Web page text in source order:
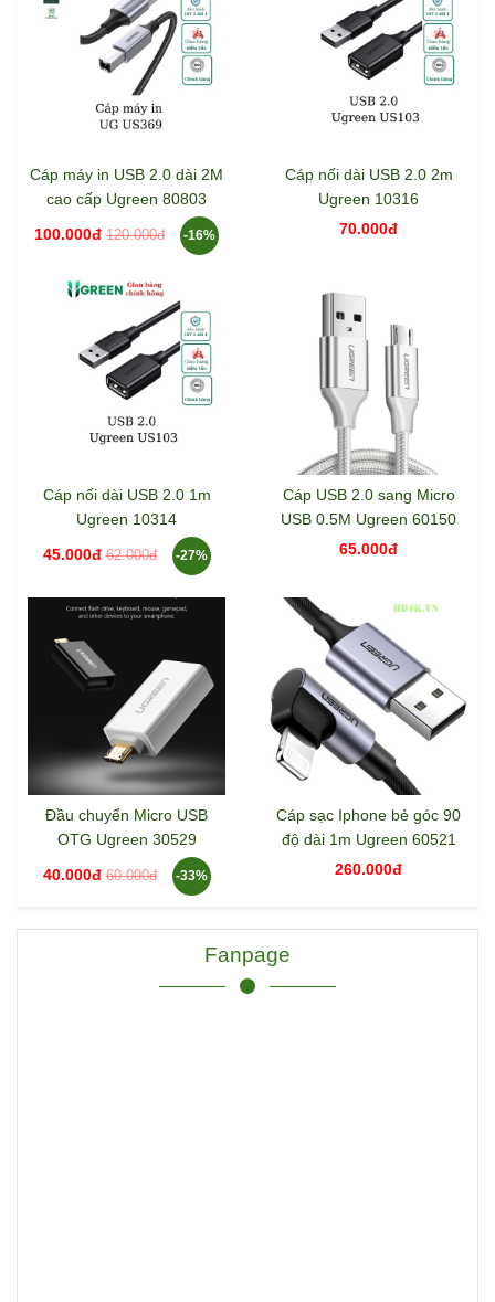
Cáp máy in USB 2.0 dài 2M
cao cấp Ugreen 80803
100.000đ 120.000đ -16%
Cáp nối dài USB 2.0 2m
Ugreen 10316
70.000đ
Cáp nối dài USB 2.0 1m
Ugreen 10314
45.000đ 62.000đ -27%
Cáp USB 2.0 sang Micro
USB 0.5M Ugreen 60150
65.000đ
Đầu chuyển Micro USB
OTG Ugreen 30529
40.000đ 60.000đ -33%
Cáp sạc Iphone bẻ góc 90
độ dài 1m Ugreen 60521
260.000đ
Fanpage